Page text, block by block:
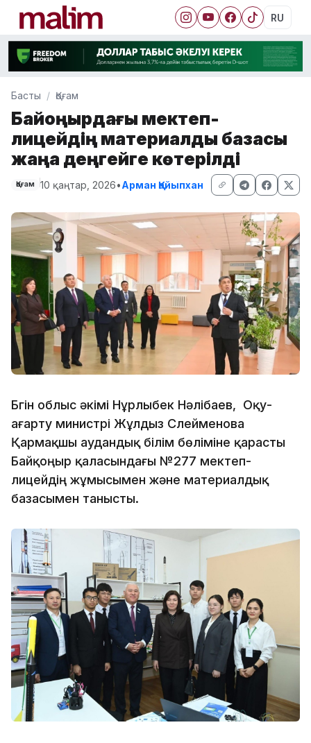
RU
Басты Қоғам
Байқоңырдағы мектеп-
лицейдің материалдық базасы
жаңа деңгейге көтерілді
Қоғам 10 қаңтар, 2026•Арман Қайыпхан
Бүгін облыс әкімі Нұрлыбек Нәлібаев, Оқу-
ағарту министрі Жұлдыз Сүлейменова
Қармақшы аудандық білім бөліміне қарасты
Байқоңыр қаласындағы №277 мектеп-
лицейдің жұмысымен және материалдық
базасымен танысты.